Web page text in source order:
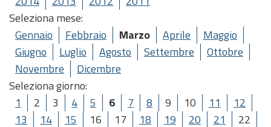
Seleziona mese:
Gennaio
Febbraio Marzo Aprile
Maggio
Giugno
Luglio Agosto Settembre
Ottobre
Novembre
Dicembre
Seleziona giorno:
1
2 3 4 5 6 7 8 9 10 11
12
13
14 15 16 17 18 19 20 21
22